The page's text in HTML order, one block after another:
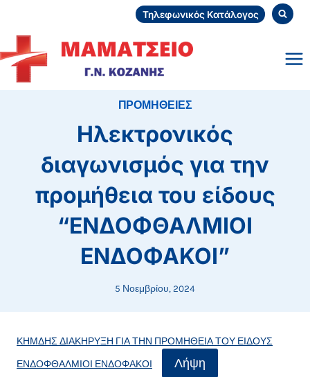
content
Τηλεφωνικός Κατάλογος
ΠΡΟΜΗΘΕΙΕΣ
Ηλεκτρονικός
διαγωνισμός για την
προμήθεια του είδους
“ΕΝΔΟΦΘΑΛΜΙΟΙ
ΕΝΔΟΦΑΚΟΙ”
5 Νοεμβρίου, 2024
ΚΗΜΔΗΣ ΔΙΑΚΗΡΥΞΗ ΓΙΑ ΤΗΝ ΠΡΟΜΗΘΕΙΑ ΤΟΥ ΕΙΔΟΥΣ
ΕΝΔΟΦΘΑΛΜΙΟΙ ΕΝΔΟΦΑΚΟΙ Λήψη